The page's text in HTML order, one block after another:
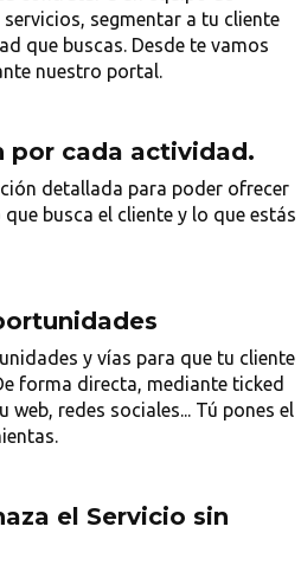
segmentar a tu cliente
que buscas. Desde te vamos
nuestro portal.
por cada actividad.
detallada para poder ofrecer
busca el cliente y lo que estás
y vías para que tu cliente
forma directa, mediante ticked
redes sociales... Tú pones el
el Servicio sin